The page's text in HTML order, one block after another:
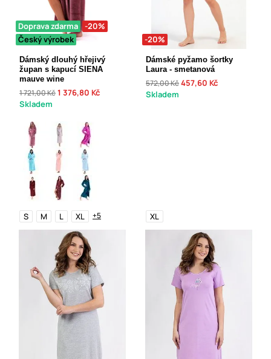
Doprava zdarma
-20%
Český výrobek
Dámský dlouhý hřejivý
župan s kapucí SIENA
mauve wine
1 721,00 Kč1 376,80 Kč
Skladem
S M L XL +5
-20%
Dámské pyžamo šortky
Laura - smetanová
572,00 Kč457,60 Kč
Skladem
XL